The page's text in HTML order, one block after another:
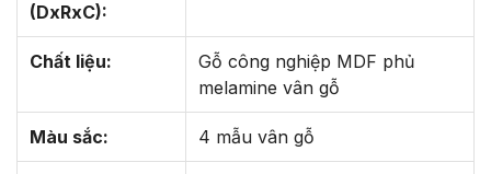
(DxRxC):
Chất liệu:
Gỗ công nghiệp MDF phủ
melamine vân gỗ
Màu sắc: 4 mẫu vân gỗ